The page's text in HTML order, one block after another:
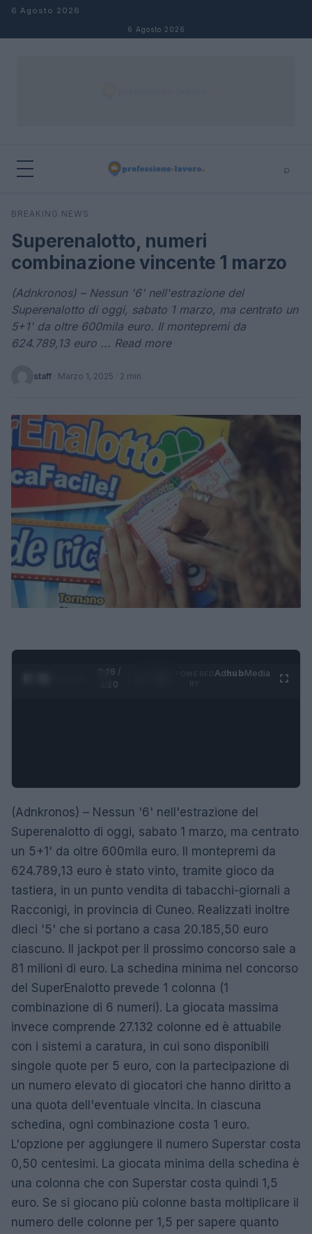
Salta al contenuto
6 Agosto 2026
6 Agosto 2026
⌕
Cerca
BREAKING NEWS
Superenalotto, numeri
combinazione vincente 1 marzo
(Adnkronos) – Nessun '6' nell'estrazione del
Superenalotto di oggi, sabato 1 marzo, ma centrato un
5+1' da oltre 600mila euro. Il montepremi da
624.789,13 euro ... Read more
staff · Marzo 1, 2025 · 2 min
0:29 /
1:20
AdhubMedia
(Adnkronos) – Nessun '6' nell'estrazione del
Superenalotto di oggi, sabato 1 marzo, ma centrato
un 5+1' da oltre 600mila euro. Il montepremi da
624.789,13 euro è stato vinto, tramite gioco da
tastiera, in un punto vendita di tabacchi-giornali a
Racconigi, in provincia di Cuneo. Realizzati inoltre
dieci '5' che si portano a casa 20.185,50 euro
ciascuno. Il jackpot per il prossimo concorso sale a
81 milioni di euro. La schedina minima nel concorso
del SuperEnalotto prevede 1 colonna (1
combinazione di 6 numeri). La giocata massima
invece comprende 27.132 colonne ed è attuabile
con i sistemi a caratura, in cui sono disponibili
singole quote per 5 euro, con la partecipazione di
un numero elevato di giocatori che hanno diritto a
una quota dell'eventuale vincita. In ciascuna
schedina, ogni combinazione costa 1 euro.
L'opzione per aggiungere il numero Superstar costa
0,50 centesimi. La giocata minima della schedina è
una colonna che con Superstar costa quindi 1,5
euro. Se si giocano più colonne basta moltiplicare il
numero delle colonne per 1,5 per sapere quanto